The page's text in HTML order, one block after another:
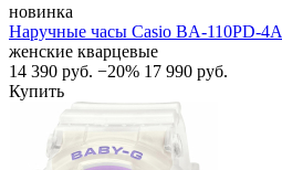
новинка
Наручные часы Casio BA-110PD-4A
женские кварцевые
14 390 руб. −20% 17 990 руб.
Купить